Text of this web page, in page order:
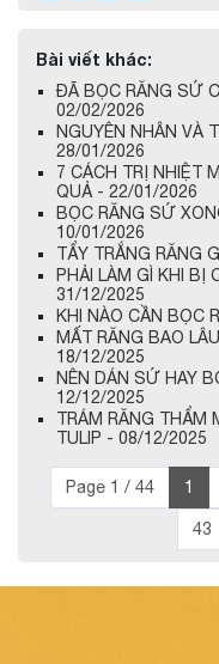
Bài viết khác:
ĐÃ BỌC RĂNG SỨ
02/02/2026
NGUYÊN NHÂN VÀ
28/01/2026
7 CÁCH TRỊ NHIỆT
QUẢ - 22/01/2026
BỌC RĂNG SỨ
10/01/2026
TẨY TRẮNG RĂNG
PHẢI LÀM GÌ KHI BỊ
31/12/2025
KHI NÀO CẦN BỌC
MẤT RĂNG BAO
18/12/2025
NÊN DÁN SỨ HAY
12/12/2025
TRÁM RĂNG THẨM
TULIP - 08/12/2025
Page 1 / 44 1
43